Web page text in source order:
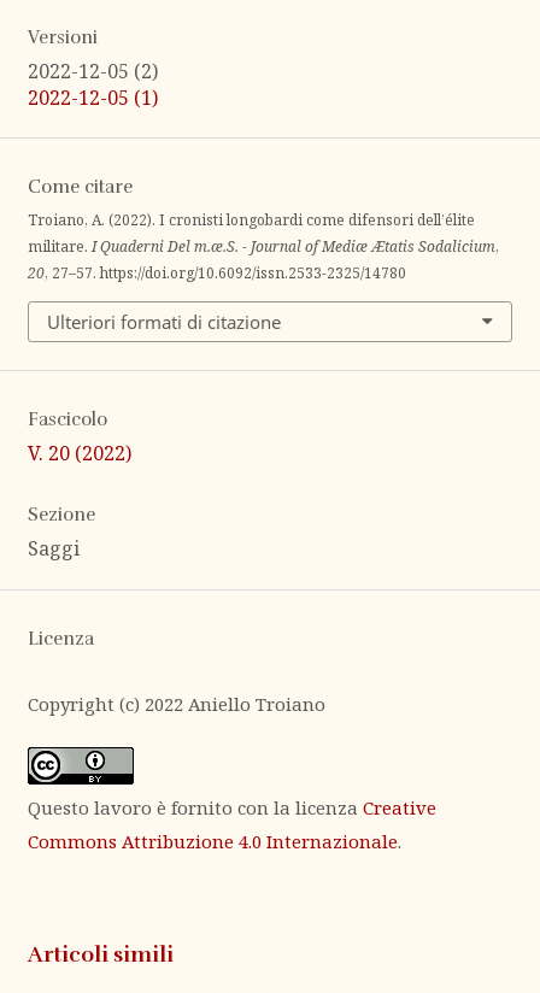
Versioni
2022-12-05 (2)
2022-12-05 (1)
Come citare
Troiano, A. (2022). I cronisti longobardi come difensori dell’élite
militare.I Quaderni Del m.æ.S. - Journal of Mediæ Ætatis Sodalicium,
20, 27–57. https://doi.org/10.6092/issn.2533-2325/14780
Ulteriori formati di citazione
Fascicolo
V. 20 (2022)
Sezione
Saggi
Licenza
Copyright (c) 2022 Aniello Troiano
Questo lavoro è fornito con la licenza Creative
Commons Attribuzione 4.0 Internazionale.
Articoli simili